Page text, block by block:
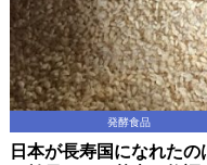
発酵食品
日本が長寿国になれた